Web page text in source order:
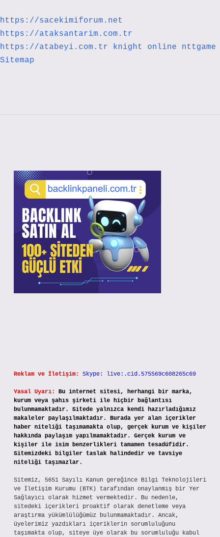
https://sacekimiforum.net
https://ataksantarim.com.tr
https://atabeyi.com.tr
knight online
nttgame
Sitemap
Reklam ve İletişim: Skype: live:.cid.575569c608265c69
Yasal Uyarı:
Bu internet sitesi, herhangi bir marka,
kurum veya şahıs şirketi ile hiçbir bağlantısı
bulunmamaktadır. Sitede yalnızca kendi hazırladığımız
makaleler paylaşılmaktadır. Burada yer alan içerikler
haber niteliği taşımamakta olup, gerçek kurum ve kişiler
hakkında paylaşım yapılmamaktadır. Gerçek kurum ve
kişiler ile isim benzerlikleri tamamen tesadüfidir.
Sitemizdeki bilgiler taslak halindedir ve tavsiye
niteliği taşımazlar.
Sitemiz, 5651 Sayılı Kanun gereğince Bilgi Teknolojileri
ve İletişim Kurumu (BTK) tarafından onaylanmış bir Yer
Sağlayıcı olarak hizmet vermektedir. Bu nedenle,
sitedeki içerikleri proaktif olarak denetleme veya
araştırma yükümlülüğümüz bulunmamaktadır. Ancak,
üyelerimiz yazdıkları içeriklerin sorumluluğunu
taşımakta olup, siteye üye olarak bu sorumluluğu kabul